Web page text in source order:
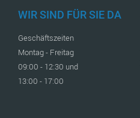
WIR SIND FÜR SIE DA
Geschäftszeiten
Montag - Freitag
09:00 - 12:30 und
13:00 - 17:00